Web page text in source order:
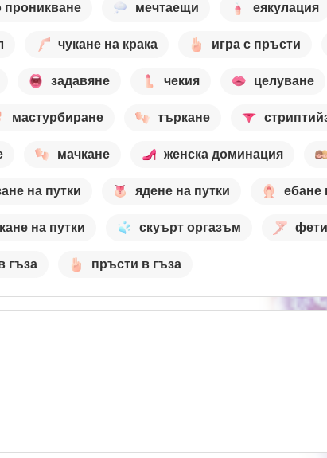
проникване мечтаещи еякулация
чукане на крака игра с пръсти
задавяне чекия целуване
мастурбиране търкане
мачкане женска доминация
на путки ядене на путки ебане
на путки скуърт оргазъм
гъза пръсти в гъза